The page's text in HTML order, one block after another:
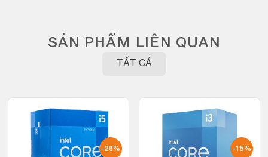
SẢN PHẨM LIÊN QUAN
TẤT CẢ
-26% -15%